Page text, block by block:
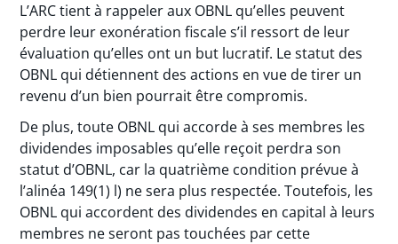
L’ARC tient à rappeler aux OBNL qu’elles peuvent
perdre leur exonération fiscale s’il ressort de leur
évaluation qu’elles ont un but lucratif. Le statut des
OBNL qui détiennent des actions en vue de tirer un
revenu d’un bien pourrait être compromis.
De plus, toute OBNL qui accorde à ses membres les
dividendes imposables qu’elle reçoit perdra son
statut d’OBNL, car la quatrième condition prévue à
l’alinéa 149(1) l) ne sera plus respectée. Toutefois, les
OBNL qui accordent des dividendes en capital à leurs
membres ne seront pas touchées par cette